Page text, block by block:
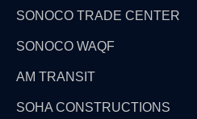
SONOCO TRADE CENTER
SONOCO WAQF
AM TRANSIT
SOHA CONSTRUCTIONS